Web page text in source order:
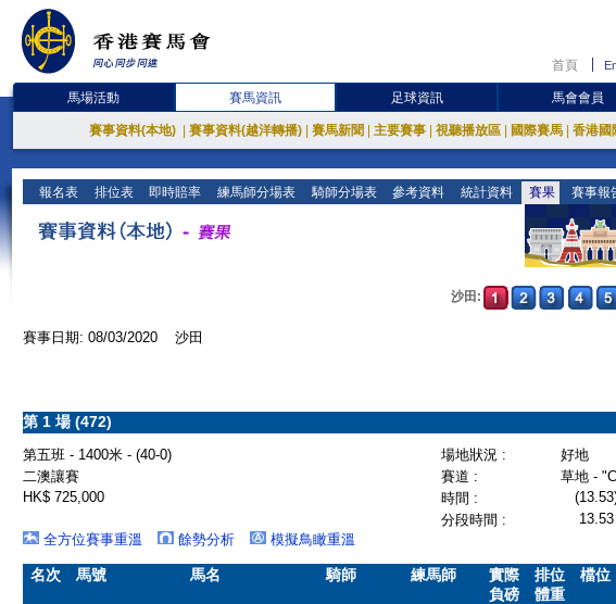
首頁
馬場活動 賽馬資訊 足球資訊 馬會會員
賽事資料(本地) 賽事資料(越洋轉播) 賽馬新聞 主要賽事 視聽播放區 國際賽馬 香港國
報名表 排位表 即時賠率 練馬師分場表 騎師分場表 參考資料 統計資料 賽果 賽事報
沙田:
賽事日期: 08/03/2020 沙田
第 1 場 (472)
第五班 - 1400米 - (40-0) 場地狀況 :
好地
二澳讓賽
賽道 :
草地 -
HK$ 725,000
時間 :
分段時間 :
13.53
全方位賽事重溫
餘勢分析 模擬鳥瞰重溫
名次 馬號 馬名 騎師 練馬師
實際
負磅
排位
體重
檔位